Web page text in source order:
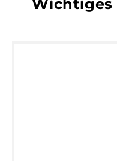
Wichtiges